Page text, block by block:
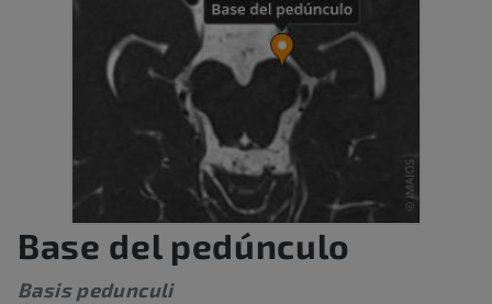
Base del pedúnculo
Basis pedunculi